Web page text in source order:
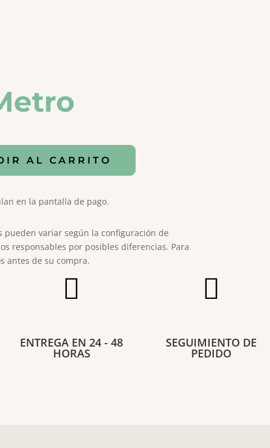
AL CARRITO
en la pantalla de pago.
pueden variar según la configuración de
responsables por posibles diferencias. Para
antes de su compra.

ENTREGA EN 24 - 48
HORAS

SEGUIMIENTO DE
PEDIDO